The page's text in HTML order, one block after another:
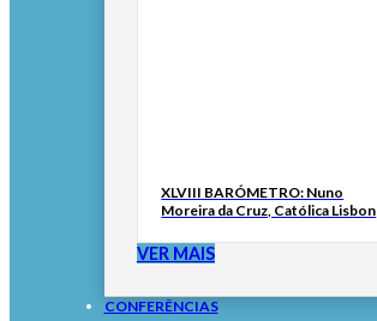
XLVIII BARÓMETRO: Nuno
Moreira da Cruz, Católica Lisbon
VER MAIS
CONFERÊNCIAS